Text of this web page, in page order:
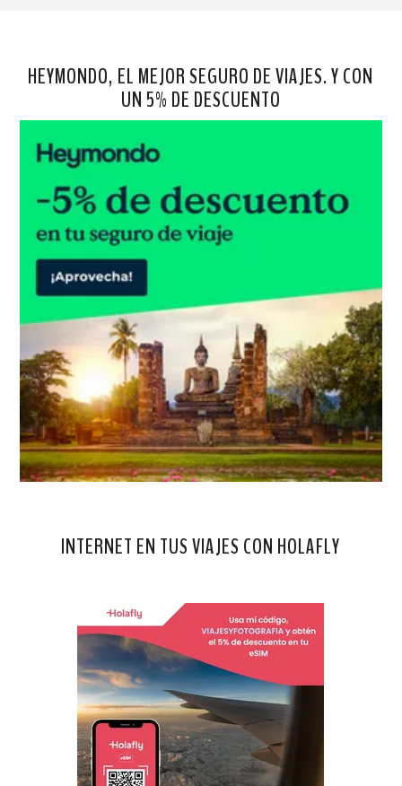
HEYMONDO, EL MEJOR SEGURO DE VIAJES. Y CON
UN 5% DE DESCUENTO
INTERNET EN TUS VIAJES CON HOLAFLY